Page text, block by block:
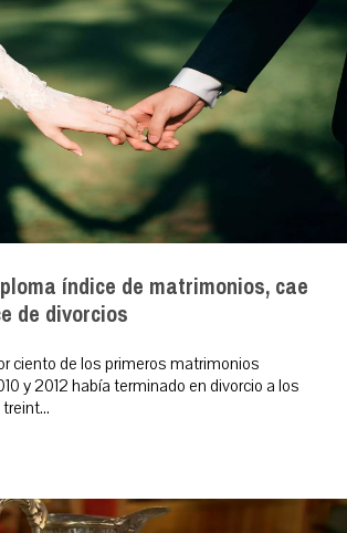
índice de matrimonios, cae
de divorcios
ciento de los primeros matrimonios
y 2012 había terminado en divorcio a los